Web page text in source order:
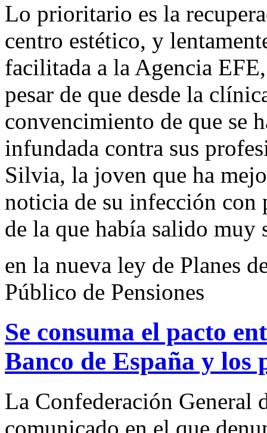
Lo prioritario es la
centro estético, y
facilitada a la Agencia
pesar de que desde la
convencimiento de que se
infundada contra sus
Silvia, la joven que ha
noticia de su infección con
de la que había salido muy
en la nueva ley de Planes
Público de Pensiones
Se consuma el pacto
Banco de España y los
La Confederación General